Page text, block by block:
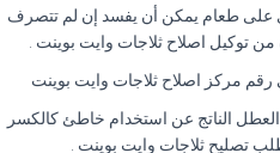
على طعام يمكن أن يفسد إن لم تتصرف
اصلاح ثلاجات وايت بوينت .
رقم مركز اصلاح ثلاجات وايت بوينت
الناتج عن استخدام خاطئ كالكسر
تصليح ثلاجات وايت بوينت .